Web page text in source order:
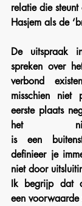
relatie die
Hasjem als de
De uitspraak
spreken over
verbond
misschien
eerste plaats
het
is een
definieer je
niet door
Ik begrijp dat
een